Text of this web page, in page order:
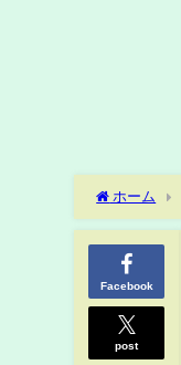
ホーム
Facebook
post